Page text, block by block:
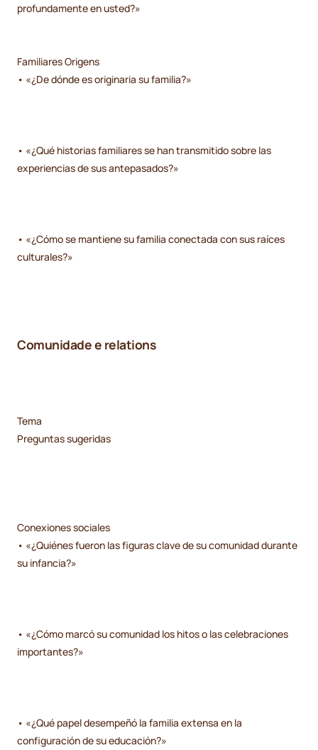
profundamente en usted?»
Familiares Origens
• «¿De dónde es originaria su familia?»
• «¿Qué historias familiares se han transmitido sobre las
experiencias de sus antepasados?»
• «¿Cómo se mantiene su familia conectada con sus raíces
culturales?»
Comunidade e relations
Tema
Preguntas sugeridas
Conexiones sociales
• «¿Quiénes fueron las figuras clave de su comunidad durante
su infancia?»
• «¿Cómo marcó su comunidad los hitos o las celebraciones
importantes?»
• «¿Qué papel desempeñó la familia extensa en la
configuración de su educación?»